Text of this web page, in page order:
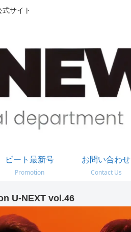
サイト
ビート最新号
Promotion
お問い合わせ
Contact Us
U-NEXT vol.46